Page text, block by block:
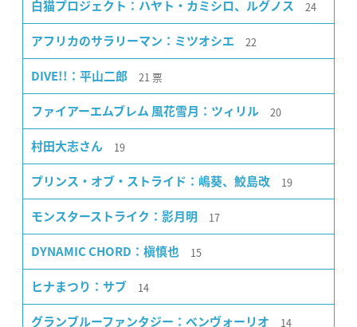
白猫プロジェクト：ハヤト・カミシロ、ルグノス 24
アフリカのサラリーマン：ミツオシエ 22
DIVE!!：平山二郎 21 票
ファイアーエムブレム 風花雪月：ツィリル 20
村田大志さん 19
プリンス・オブ・ストライド：嶋葵、鮫島改 19
モンスターストライク：影月明 17
DYNAMIC CHORD：槇慎也 15
ヒナまつり：サブ 14
グランブルーファンタジー：ベンヴォーリオ 14